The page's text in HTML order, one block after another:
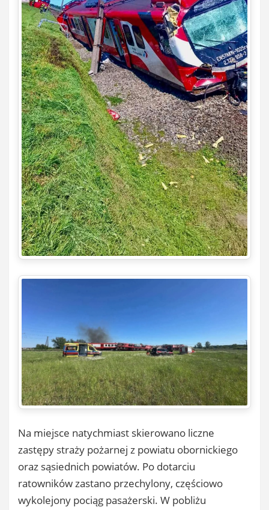
Na miejsce natychmiast skierowano liczne
zastępy straży pożarnej z powiatu obornickiego
oraz sąsiednich powiatów. Po dotarciu
ratowników zastano przechylony, częściowo
wykolejony pociąg pasażerski. W pobliżu